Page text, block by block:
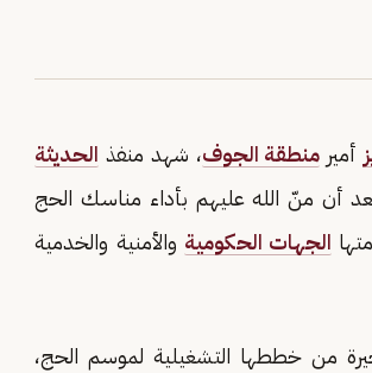
أمير منطقة الجوف، شهد منفذ الحديثة
أن منّ الله عليهم بأداء مناسك الحج
الجهات الحكومية والأمنية والخدمية
من خططها التشغيلية لموسم الحج،